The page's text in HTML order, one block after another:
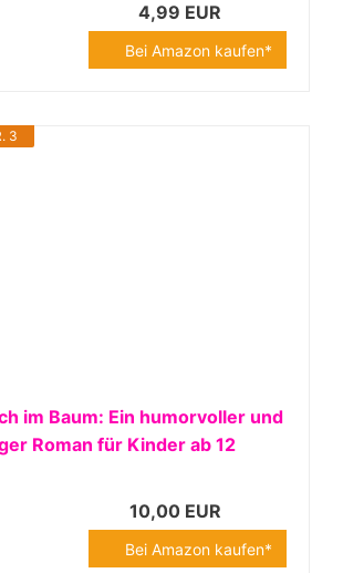
4,99 EUR
Bei Amazon kaufen*
3
im Baum: Ein humorvoller und
Roman für Kinder ab 12
10,00 EUR
Bei Amazon kaufen*